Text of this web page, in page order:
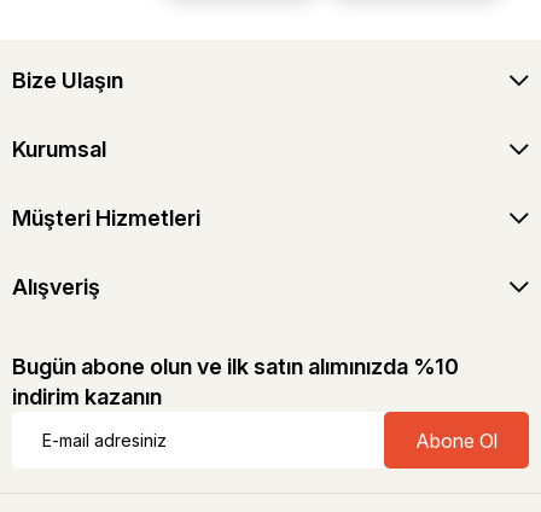
Bize Ulaşın
Kurumsal
Müşteri Hizmetleri
Alışveriş
Bugün abone olun ve ilk satın alımınızda %10
indirim kazanın
Abone Ol